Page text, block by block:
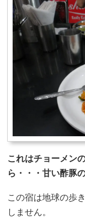
これはチョーメン
ら・・・甘い酢豚
この宿は地球の歩
しません。